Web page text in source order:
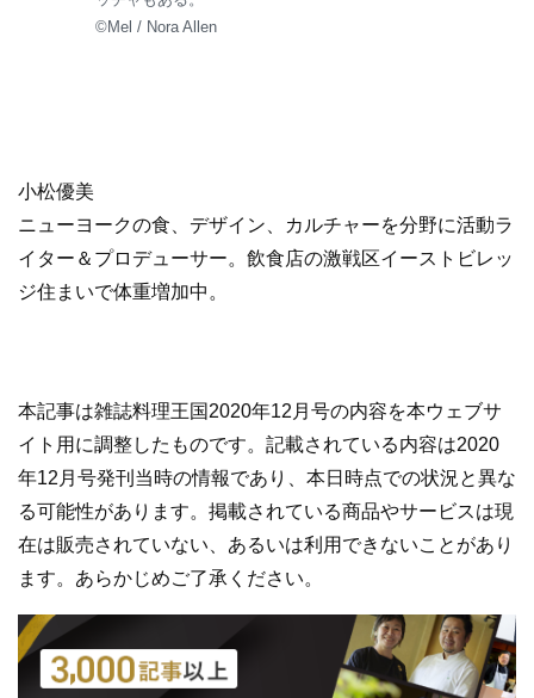
©Mel / Nora Allen
小松優美
ニューヨークの食、デザイン、カルチャーを分野に活動ラ
イター＆プロデューサー。飲食店の激戦区イーストビレッ
ジ住まいで体重増加中。
本記事は雑誌料理王国2020年12月号の内容を本ウェブサ
イト用に調整したものです。記載されている内容は2020
年12月号発刊当時の情報であり、本日時点での状況と異な
る可能性があります。掲載されている商品やサービスは現
在は販売されていない、あるいは利用できないことがあり
ます。あらかじめご了承ください。